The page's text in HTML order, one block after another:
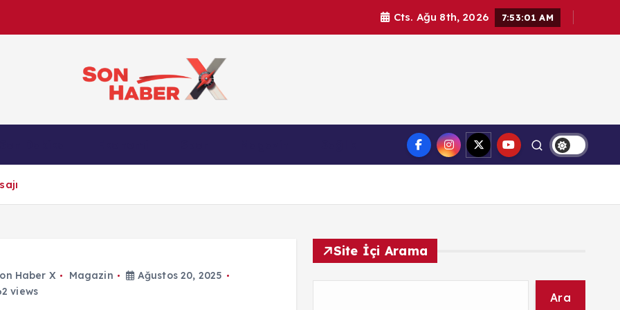
Cts. Ağu 8th, 2026 7:53:02 AM
Son Haber X’te son dakika, Türkiye gündemi ve yerel haberler. Doğrulanmış kaynaklar, tarafsız içerik ve
anlık gelişmelerle güvenilir haber deneyimi.
Haber X Magazin
Ağustos 20, 2025
views
Site İçi Arama
Ara